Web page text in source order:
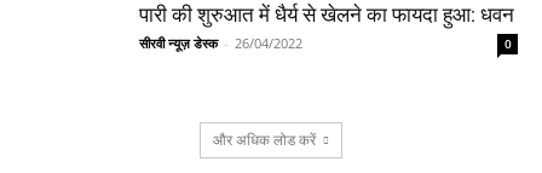
पारी की शुरुआत में धैर्य से खेलने का फायदा हुआ: धवन
सीरवी न्यूज़ डेस्क - 26/04/2022 0
और अधिक लोड करें